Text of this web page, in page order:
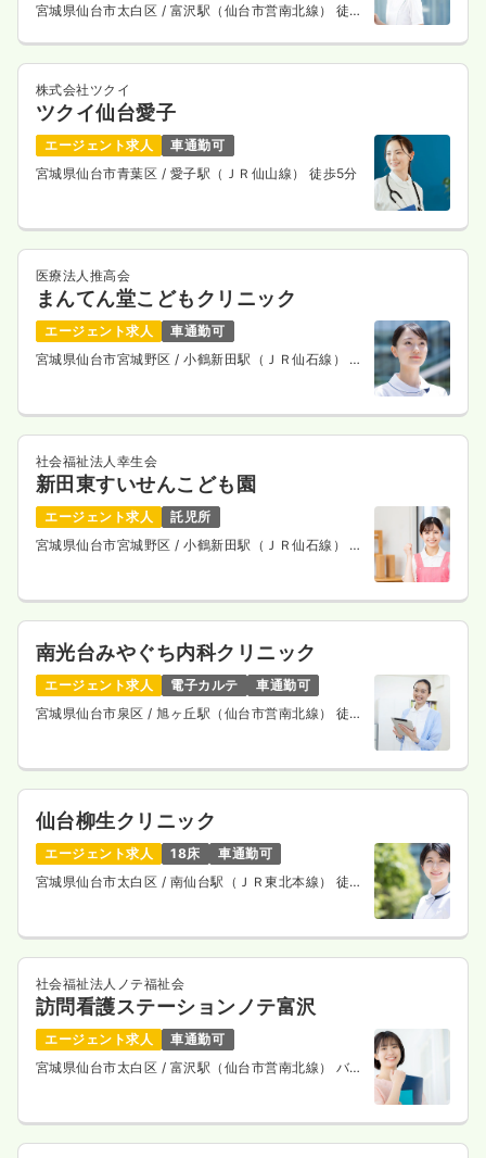
宮城県仙台市太白区 / 富沢駅（仙台市営南北線） 徒歩
株式会社ツクイ
ツクイ仙台愛子
エージェント求人
車通勤可
宮城県仙台市青葉区 / 愛子駅（ＪＲ仙山線） 徒歩5分
医療法人推高会
まんてん堂こどもクリニック
エージェント求人
車通勤可
宮城県仙台市宮城野区/ 小鶴新田駅（ＪＲ仙石線） 徒
社会福祉法人幸生会
新田東すいせんこども園
エージェント求人
託児所
宮城県仙台市宮城野区/ 小鶴新田駅（ＪＲ仙石線） 徒
南光台みやぐち内科クリニック
エージェント求人 電子カルテ
車通勤可
宮城県仙台市泉区/ 旭ヶ丘駅（仙台市営南北線） 徒歩
仙台柳生クリニック
エージェント求人 18床
車通勤可
宮城県仙台市太白区 / 南仙台駅（ＪＲ東北本線） 徒歩
社会福祉法人ノテ福祉会
訪問看護ステーションノテ富沢
エージェント求人
車通勤可
宮城県仙台市太白区 / 富沢駅（仙台市営南北線） バス